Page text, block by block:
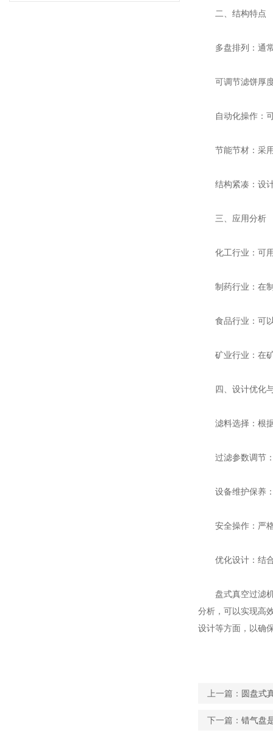
二、结构特点
多盘排列：通常
可调节滤饼厚度
自动化操作：可
节能节材：采用
结构紧凑：设计
三、应用分析
化工行业：可用
制药行业：在制
食品行业：可以
矿业行业：在矿
四、设计优化与
滤料选择：根据
过滤参数调节：
设备维护保养：
安全操作：严格
优化设计：结合
盘式真空过滤机
分析，可以实现高
设计等方面，以确
上一篇： 圆盘式
下一篇： 错气盘